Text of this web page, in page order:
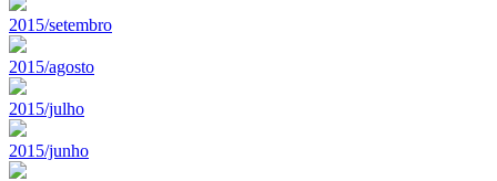
2015/setembro
2015/agosto
2015/julho
2015/junho